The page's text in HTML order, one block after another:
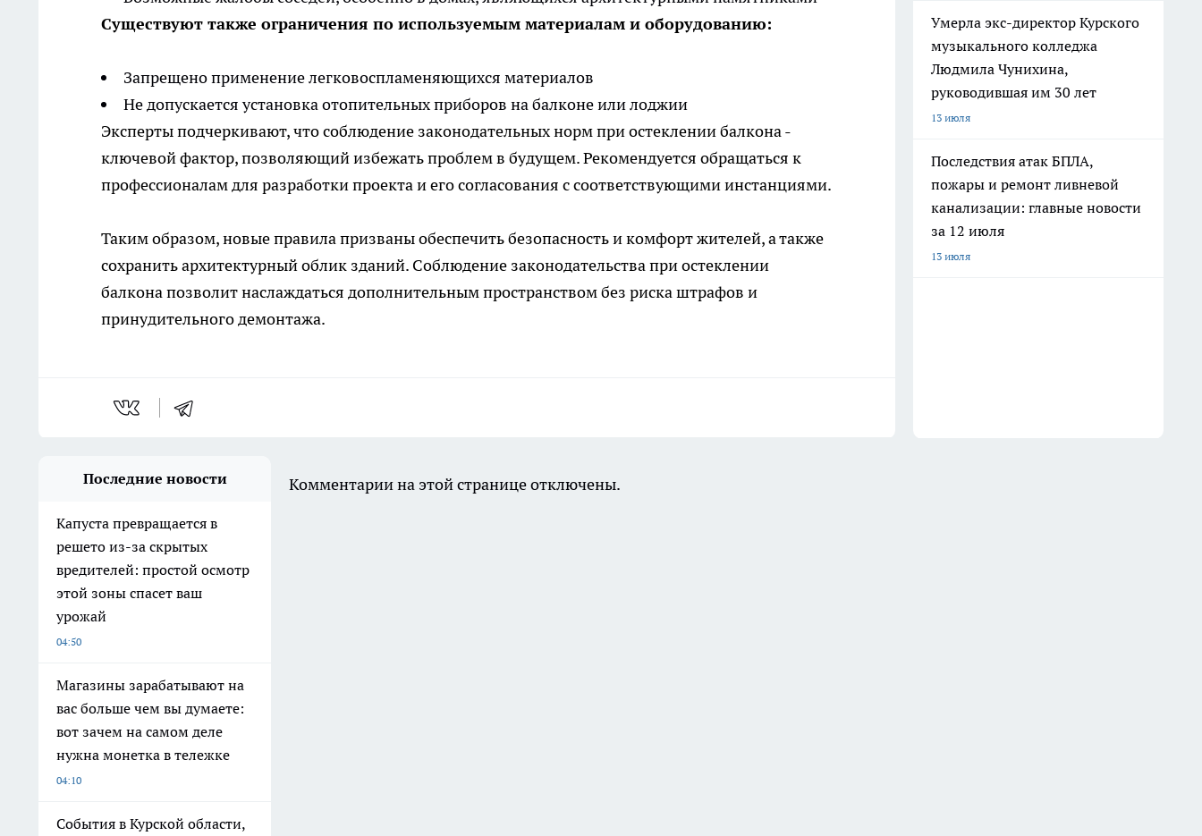
Существуют также ограничения по используемым материалам и оборудованию:
Запрещено применение легковоспламеняющихся материалов
Не допускается установка отопительных приборов на балконе или лоджии
Эксперты подчеркивают, что соблюдение законодательных норм при остеклении балкона -
ключевой фактор, позволяющий избежать проблем в будущем. Рекомендуется обращаться к
профессионалам для разработки проекта и его согласования с соответствующими инстанциями.
Таким образом, новые правила призваны обеспечить безопасность и комфорт жителей, а также
сохранить архитектурный облик зданий. Соблюдение законодательства при остеклении
балкона позволит наслаждаться дополнительным пространством без риска штрафов и
принудительного демонтажа.
Умерла экс-директор Курского
музыкального колледжа
Людмила Чунихина,
руководившая им 30 лет
13 июля
Последствия атак БПЛА,
пожары и ремонт ливневой
канализации: главные новости
за 12 июля
13 июля
Последние новости
Капуста превращается в
решето из-за скрытых
вредителей: простой осмотр
этой зоны спасет ваш
урожай
04:50
Магазины зарабатывают на
вас больше чем вы думаете:
вот зачем на самом деле
нужна монетка в тележке
04:10
События в Курской области,
Комментарии на этой странице отключены.